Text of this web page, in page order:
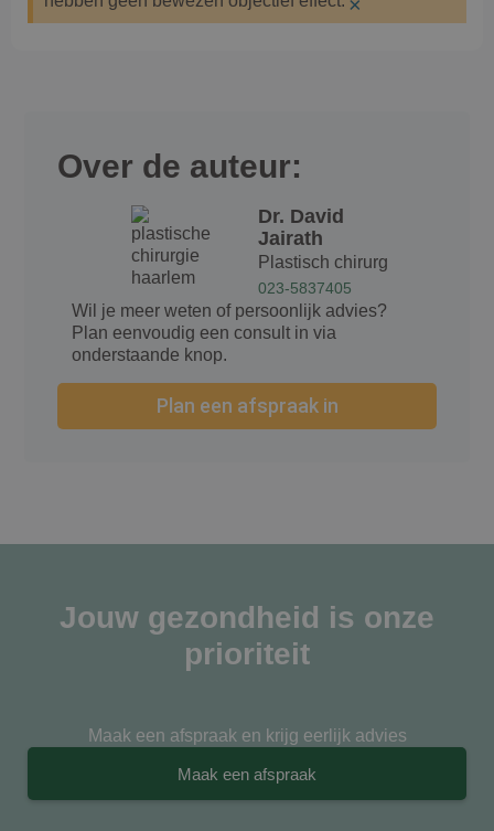
Over de auteur:
Dr. David
Jairath
Plastisch chirurg
023-5837405
Wil je meer weten of persoonlijk advies?
Plan eenvoudig een consult in via
onderstaande knop.
Plan een afspraak in
Jouw gezondheid is onze
prioriteit
Maak een afspraak en krijg eerlijk advies
Maak een afspraak